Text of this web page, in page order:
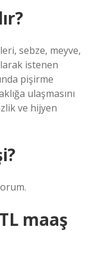
sebze, meyve,
istenen
pişirme
ulaşmasını
ve hijyen
maaş